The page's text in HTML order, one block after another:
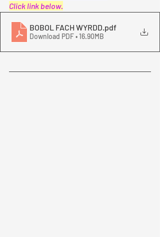
Click link below.
BOBOL FACH WYRDD.pdf
Download PDF • 16.90MB